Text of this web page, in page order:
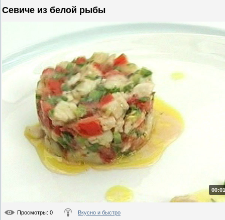
Севиче из белой рыбы
Просмотры: 0 Вкусно и быстро